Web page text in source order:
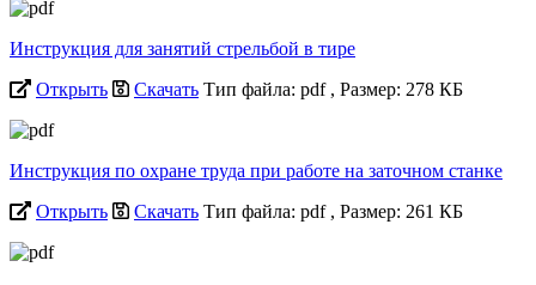
Инструкция для занятий стрельбой в тире
Открыть
Скачать Тип файла: pdf , Размер: 278 КБ
Инструкция по охране труда при работе на заточном станке
Открыть
Скачать Тип файла: pdf , Размер: 261 КБ